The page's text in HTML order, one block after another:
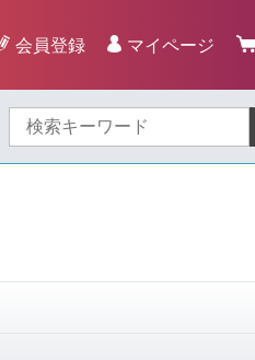
会員登録 マイページ